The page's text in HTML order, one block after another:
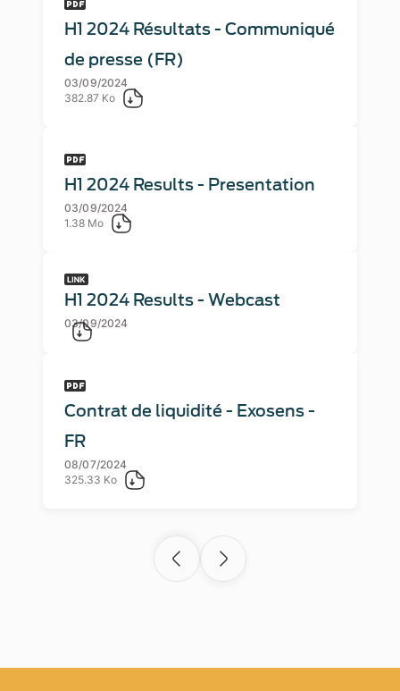
H1 2024 Résultats - Communiqué
de presse (FR)
03/09/2024
382.87 Ko
H1 2024 Results - Presentation
03/09/2024
1.38 Mo
H1 2024 Results - Webcast
03/09/2024
Contrat de liquidité - Exosens -
FR
08/07/2024
325.33 Ko